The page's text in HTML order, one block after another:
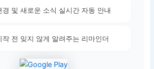
경 및 새로운 소식 실시간 자동 안내
작 전 잊지 않게 알려주는 리마인더